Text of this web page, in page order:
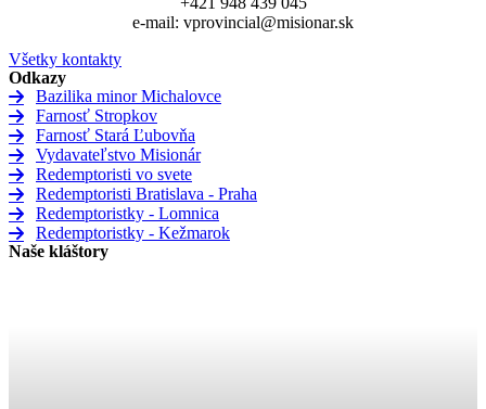
e-mail: vprovincial@misionar.sk
Všetky kontakty
Odkazy
Bazilika minor Michalovce
Farnosť Stropkov
Farnosť Stará Ľubovňa
Vydavateľstvo Misionár
Redemptoristi vo svete
Redemptoristi Bratislava - Praha
Redemptoristky - Lomnica
Redemptoristky - Kežmarok
Naše kláštory